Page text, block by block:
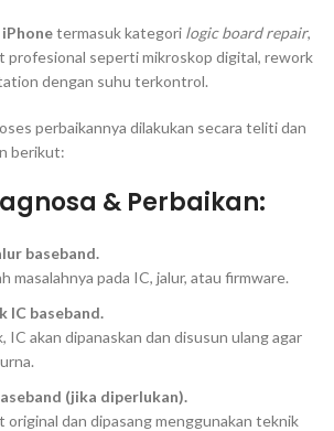
termasuk kategori logic board repair,
profesional seperti mikroskop digital, rework
dengan suhu terkontrol.
perbaikannya dilakukan secara teliti dan
berikut:
& Perbaikan:
baseband.
masalahnya pada IC, jalur, atau firmware.
IC baseband.
IC akan dipanaskan dan disusun ulang agar
(jika diperlukan).
original dan dipasang menggunakan teknik